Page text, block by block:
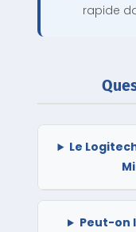
rapide
Le
Peut-on